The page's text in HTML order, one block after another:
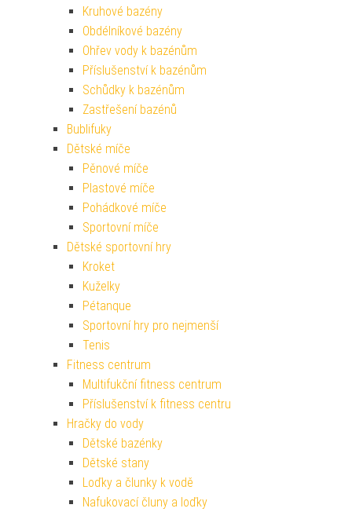
Kruhové bazény
Obdélníkové bazény
Ohřev vody k bazénům
Příslušenství k bazénům
Schůdky k bazénům
Zastřešení bazénů
Bublifuky
Dětské míče
Pěnové míče
Plastové míče
Pohádkové míče
Sportovní míče
Dětské sportovní hry
Kroket
Kuželky
Pétanque
Sportovní hry pro nejmenší
Tenis
Fitness centrum
Multifukční fitness centrum
Příslušenství k fitness centru
Hračky do vody
Dětské bazénky
Dětské stany
Loďky a člunky k vodě
Nafukovací čluny a loďky